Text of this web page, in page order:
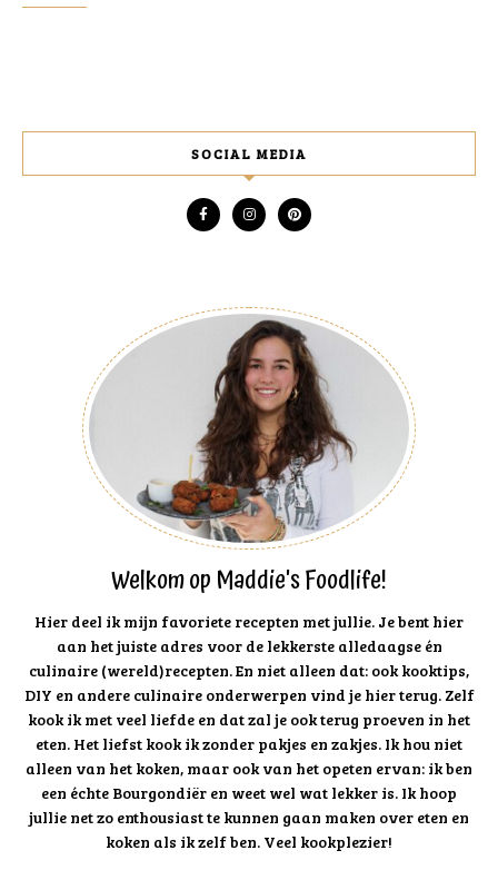
SOCIAL MEDIA
Welkom op Maddie's Foodlife!
Hier deel ik mijn favoriete recepten met jullie. Je bent hier
aan het juiste adres voor de lekkerste alledaagse én
culinaire (wereld)recepten. En niet alleen dat: ook kooktips,
DIY en andere culinaire onderwerpen vind je hier terug. Zelf
kook ik met veel liefde en dat zal je ook terug proeven in het
eten. Het liefst kook ik zonder pakjes en zakjes. Ik hou niet
alleen van het koken, maar ook van het opeten ervan: ik ben
een échte Bourgondiër en weet wel wat lekker is. Ik hoop
jullie net zo enthousiast te kunnen gaan maken over eten en
koken als ik zelf ben. Veel kookplezier!